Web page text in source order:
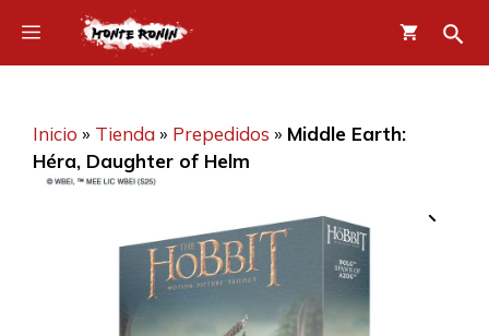
contenido
Menú
Inicio » Tienda» Prepedidos » Middle Earth:
Héra, Daughter of Helm